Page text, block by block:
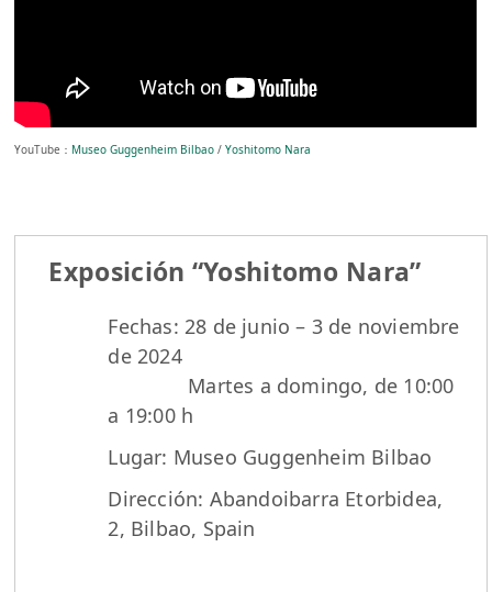
YouTube： Museo Guggenheim Bilbao /Yoshitomo Nara
Exposición “Yoshitomo Nara”
Fechas: 28 de junio – 3 de noviembre
de 2024
Martes a domingo, de 10:00
a 19:00 h
Lugar: Museo Guggenheim Bilbao
Dirección: Abandoibarra Etorbidea,
2, Bilbao, Spain